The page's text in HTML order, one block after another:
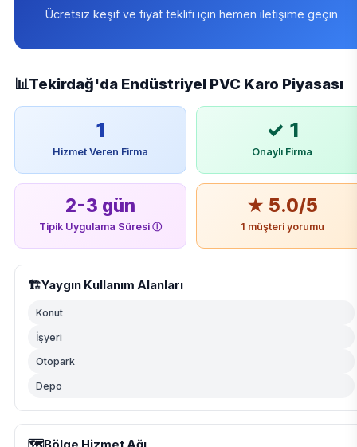
Ücretsiz keşif ve fiyat teklifi için hemen iletişime geçin
📊Tekirdağ'da Endüstriyel PVC Karo Piyasası
1
Hizmet Veren Firma
✓ 1
Onaylı Firma
2-3 gün
Tipik Uygulama Süresi ⓘ
★ 5.0/5
1 müşteri yorumu
🏗️Yaygın Kullanım Alanları
Konut
İşyeri
Otopark
Depo